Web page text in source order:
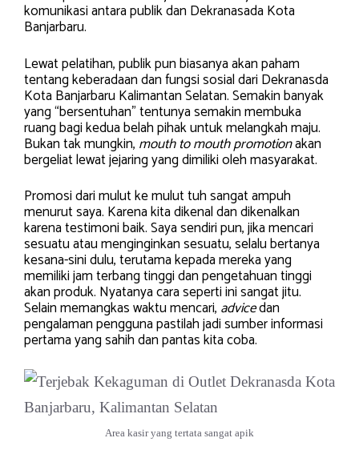
komunikasi antara publik dan Dekranasada Kota
Banjarbaru.
Lewat pelatihan, publik pun biasanya akan paham
tentang keberadaan dan fungsi sosial dari Dekranasda
Kota Banjarbaru Kalimantan Selatan. Semakin banyak
yang “bersentuhan” tentunya semakin membuka
ruang bagi kedua belah pihak untuk melangkah maju.
Bukan tak mungkin, mouth to mouth promotionakan
bergeliat lewat jejaring yang dimiliki oleh masyarakat.
Promosi dari mulut ke mulut tuh sangat ampuh
menurut saya. Karena kita dikenal dan dikenalkan
karena testimoni baik. Saya sendiri pun, jika mencari
sesuatu atau menginginkan sesuatu, selalu bertanya
kesana-sini dulu, terutama kepada mereka yang
memiliki jam terbang tinggi dan pengetahuan tinggi
akan produk. Nyatanya cara seperti ini sangat jitu.
Selain memangkas waktu mencari, advicedan
pengalaman pengguna pastilah jadi sumber informasi
pertama yang sahih dan pantas kita coba.
Area kasir yang tertata sangat apik